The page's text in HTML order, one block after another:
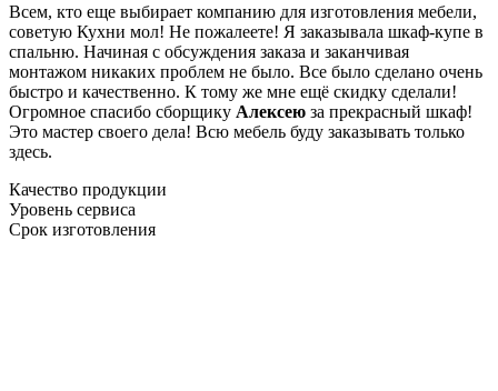
Всем, кто еще выбирает компанию для изготовления мебели,
советую Кухни мол! Не пожалеете! Я заказывала шкаф-купе в
спальню. Начиная с обсуждения заказа и заканчивая
монтажом никаких проблем не было. Все было сделано очень
быстро и качественно. К тому же мне ещё скидку сделали!
Огромное спасибо сборщику Алексею за прекрасный шкаф!
Это мастер своего дела! Всю мебель буду заказывать только
здесь.
Качество продукции
Уровень сервиса
Срок изготовления